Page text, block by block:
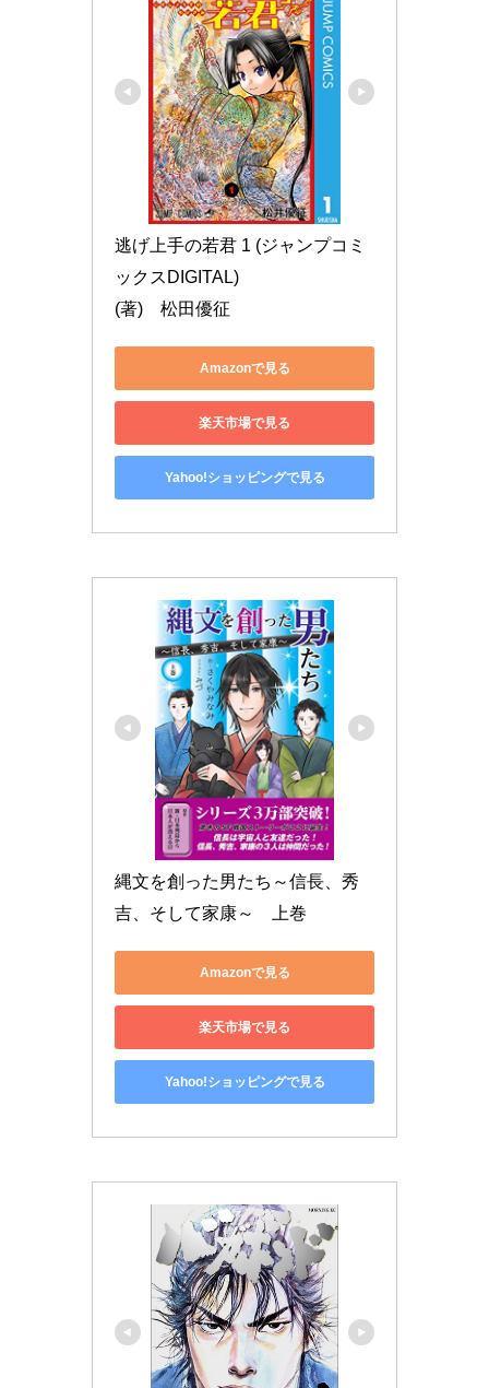
逃げ上手の若君 1 (ジャンプコミ
ックスDIGITAL)
(著)　松田優征
Amazonで見る
楽天市場で見る
Yahoo!ショッピングで見る
縄文を創った男たち～信長、秀
吉、そして家康～　上巻
Amazonで見る
楽天市場で見る
Yahoo!ショッピングで見る